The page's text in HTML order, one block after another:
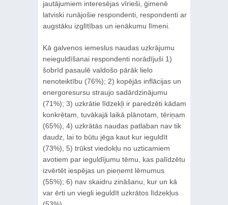
jautājumiem interesējas vīrieši, ģimenē
latviski runājošie respondenti, respondenti ar
augstāku izglītības un ienākumu līmeni.
Kā galvenos iemeslus naudas uzkrājumu
neieguldīšanai respondenti norādījuši 1)
šobrīd pasaulē valdošo pārāk lielo
nenoteiktību (76%); 2) kopējās inflācijas un
energoresursu straujo sadārdzinājumu
(71%); 3) uzkrātie līdzekļi ir paredzēti kādam
konkrētam, tuvākajā laikā plānotam, tēriņam
(65%), 4) uzkrātās naudas patlaban nav tik
daudz, lai to būtu jēga kaut kur ieguldīt
(73%), 5) trūkst viedokļu no uzticamiem
avotiem par ieguldījumu tēmu, kas palīdzētu
izvērtēt iespējas un pieņemt lēmumus
(55%); 6) nav skaidru zināšanu, kur un kā
var ērti un viegli ieguldīt uzkrātos līdzekļus